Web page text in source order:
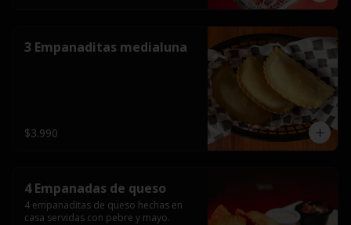
3 Empanaditas medialuna
$3.990
4 Empanadas de queso
4 empanaditas de queso hechas en
casa servidas con pebre y mayo.